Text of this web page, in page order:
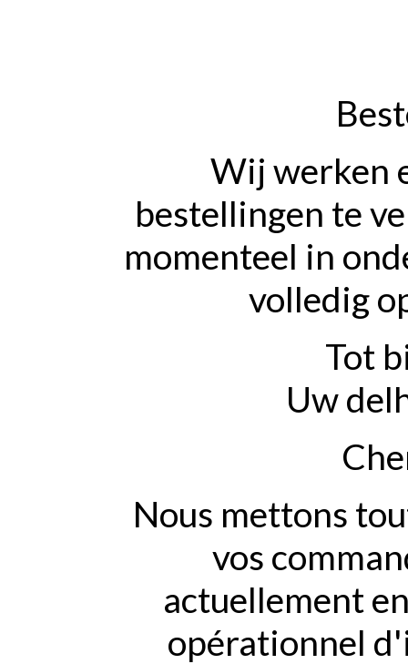
Wij werken
bestellingen te
momenteel in
volledig
Tot
Uw
Nous mettons
vos
actuellement
opérationnel